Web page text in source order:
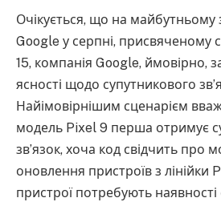
Очікується, що на майбутньому
Google у серпні, присвяченому
15, компанія Google, ймовірно,
ясності щодо супутникового
Найімовірнішим сценарієм
модель Pixel 9 перша отримує
зв’язок, хоча код свідчить про
оновлення пристроїв з лінійки
пристрої потребують наявності